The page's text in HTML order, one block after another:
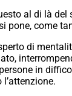
al di là
pone, come
di
in